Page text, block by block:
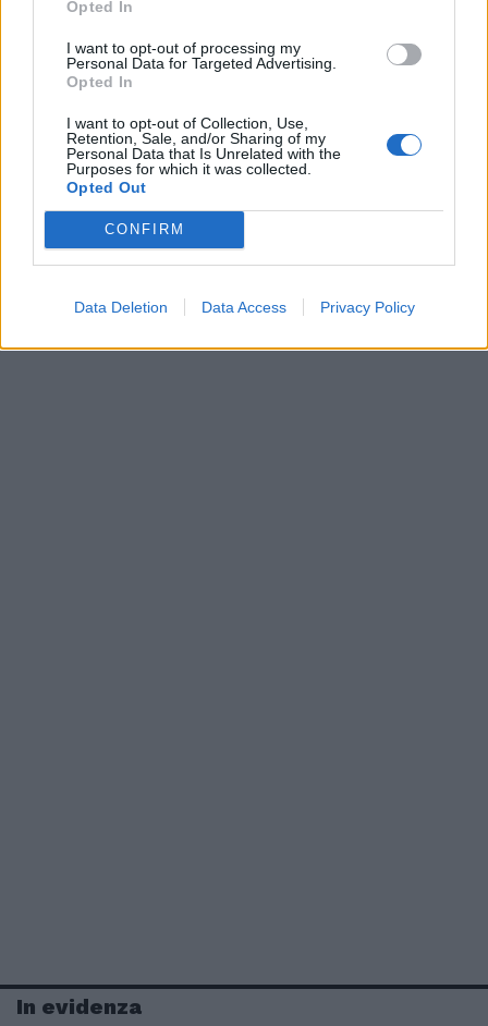
Opted In
I want to opt-out of processing my
Personal Data for Targeted Advertising.
Opted In
I want to opt-out of Collection, Use,
Retention, Sale, and/or Sharing of my
Personal Data that Is Unrelated with the
Purposes for which it was collected.
Opted Out
CONFIRM
Data Deletion Data Access Privacy Policy
In evidenza